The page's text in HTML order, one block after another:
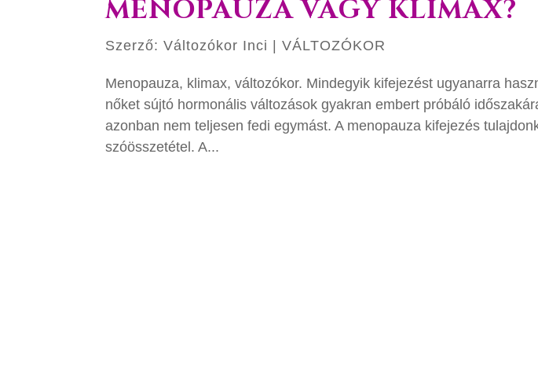
MENOPAUZA VAGY KLIMAX?
Szerző:Változókor Inci |VÁLTOZÓKOR
Menopauza, klimax, változókor. Mindegyik kifejezést ugyanarra
nőket sújtó hormonális változások gyakran embert próbáló
azonban nem teljesen fedi egymást. A menopauza kifejezés
szóösszetétel. A...